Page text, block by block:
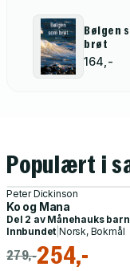
Bølgen
brøt
164,-
Populært i
Peter Dickinson
Ko og Mana
Del 2 av Månehauks barn
Innbundet |Norsk, Bokmål
279,-254,-